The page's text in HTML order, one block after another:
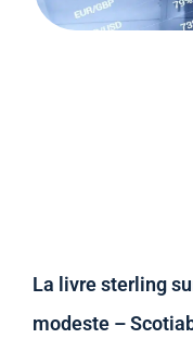
La livre sterling
modeste –